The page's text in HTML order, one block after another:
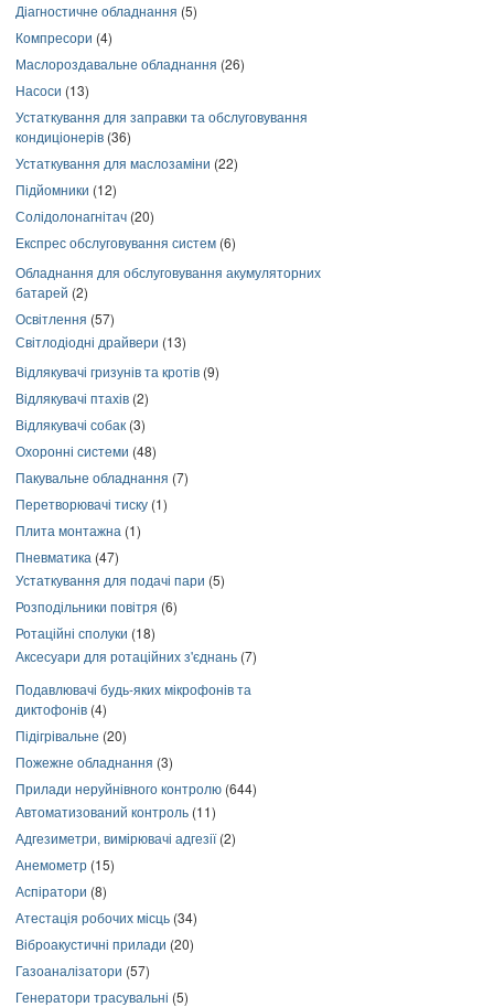
Діагностичне обладнання (5)
Компресори (4)
Маслороздавальне обладнання (26)
Насоси (13)
Устаткування для заправки та обслуговування
кондиціонерів (36)
Устаткування для маслозаміни (22)
Підйомники (12)
Солідолонагнітач (20)
Експрес обслуговування систем (6)
Обладнання для обслуговування акумуляторних
батарей (2)
Освітлення (57)
Світлодіодні драйвери (13)
Відлякувачі гризунів та кротів (9)
Відлякувачі птахів (2)
Відлякувачі собак (3)
Охоронні системи (48)
Пакувальне обладнання (7)
Перетворювачі тиску (1)
Плита монтажна (1)
Пневматика (47)
Устаткування для подачі пари (5)
Розподільники повітря (6)
Ротаційні сполуки (18)
Аксесуари для ротаційних з'єднань (7)
Подавлювачі будь-яких мікрофонів та
диктофонів (4)
Підігрівальне (20)
Пожежне обладнання (3)
Прилади неруйнівного контролю (644)
Автоматизований контроль (11)
Адгезиметри, вимірювачі адгезії(2)
Анемометр (15)
Аспіратори (8)
Атестація робочих місць (34)
Віброакустичні прилади (20)
Газоаналізатори (57)
Генератори трасувальні (5)